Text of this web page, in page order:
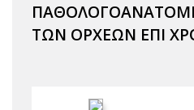
ΤΩΝ ΟΡΧΕΩΝ ΕΠΙ